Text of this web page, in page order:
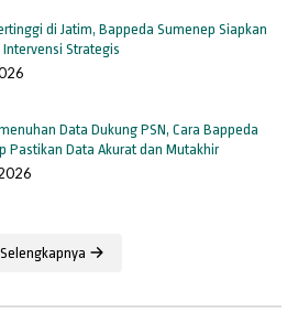
di Jatim, Bappeda Sumenep Siapkan
Intervensi Strategis
Data Dukung PSN, Cara Bappeda
Pastikan Data Akurat dan Mutakhir
Selengkapnya